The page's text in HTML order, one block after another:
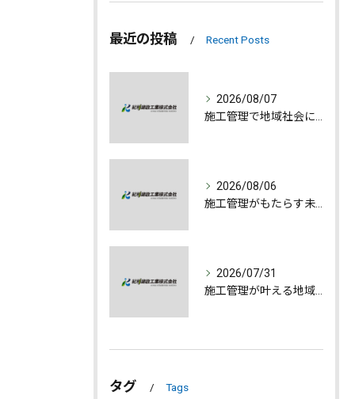
最近の投稿 Recent Posts
2026/08/07
2026/08/06
2026/07/31
タグ Tags